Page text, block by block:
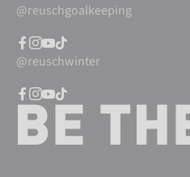
@reuschgoalkeeping
@reuschwinter